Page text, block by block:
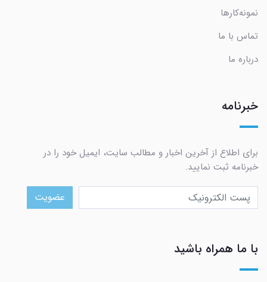
نمونه‌کارها
تماس با ما
درباره ما
خبرنامه
برای اطلاع از آخرین اخبار و مطالب سایت، ایمیل خود را در
خبرنامه ثبت نمایید.
عضویت
با ما همراه باشید